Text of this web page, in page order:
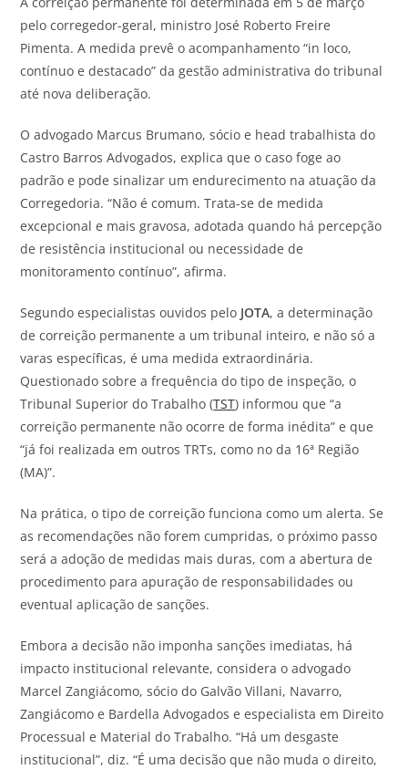
pelo corregedor-geral, ministro José Roberto Freire
Pimenta. A medida prevê o acompanhamento “in loco,
contínuo e destacado” da gestão administrativa do tribunal
até nova deliberação.
O advogado Marcus Brumano, sócio e head trabalhista do
Castro Barros Advogados, explica que o caso foge ao
padrão e pode sinalizar um endurecimento na atuação da
Corregedoria. “Não é comum. Trata-se de medida
excepcional e mais gravosa, adotada quando há percepção
de resistência institucional ou necessidade de
monitoramento contínuo”, afirma.
Segundo especialistas ouvidos pelo JOTA, a determinação
de correição permanente a um tribunal inteiro, e não só a
varas específicas, é uma medida extraordinária.
Questionado sobre a frequência do tipo de inspeção, o
Tribunal Superior do Trabalho (TST) informou que “a
correição permanente não ocorre de forma inédita” e que
“já foi realizada em outros TRTs, como no da 16ª Região
(MA)”.
Na prática, o tipo de correição funciona como um alerta. Se
as recomendações não forem cumpridas, o próximo passo
será a adoção de medidas mais duras, com a abertura de
procedimento para apuração de responsabilidades ou
eventual aplicação de sanções.
Embora a decisão não imponha sanções imediatas, há
impacto institucional relevante, considera o advogado
Marcel Zangiácomo, sócio do Galvão Villani, Navarro,
Zangiácomo e Bardella Advogados e especialista em Direito
Processual e Material do Trabalho. “Há um desgaste
institucional”, diz. “É uma decisão que não muda o direito,